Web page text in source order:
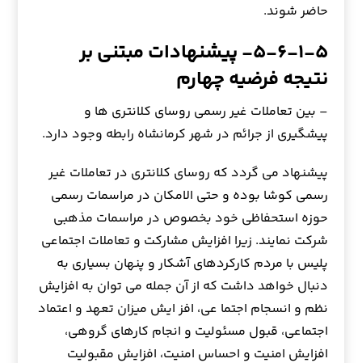
حاضر شوند.
۵-۶-۱-۵- پیشنهادات مبتنی بر
نتیجه فرضیه چهارم
– بین تعاملات غیر رسمی روسای کلانتری ها و
پیشگیری از جرائم در شهر کرمانشاه رابطه وجود دارد.
پیشنهاد می گردد که روسای کلانتری در تعاملات غیر
رسمی کوشا بوده و حتی الامکان در مراسمات رسمی
حوزه استحفاظی خود بخصوص در مراسمات مذهبی
شرکت نمایند. زیرا افزايش مشاركت و تعاملات اجتماعي
پليس با مردم كاركردهاي آشكار و پنهان بسياري به
دنبال خواهد داشت كه از آن جمله مي توان به افزايش
نظم و انسجام اجتما عي، افز ايش ميزان تعهد و اعتماد
اجتماعي، قبول مسئوليت و انجام كارهاي گروهي،
افزايش امنيت و احساس امنيت، افزايش مقبوليت